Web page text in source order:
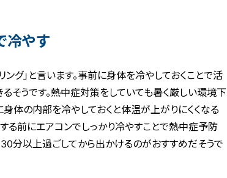
冷やす
グ」と言います。事前に身体を冷やしておくことで活
そうです。熱中症対策をしていても暑く厳しい環境下
体の内部を冷やしておくと体温が上がりにくくなる
る前にエアコンでしっかり冷やすことで熱中症予防
分以上過ごしてから出かけるのがおすすめだそうで